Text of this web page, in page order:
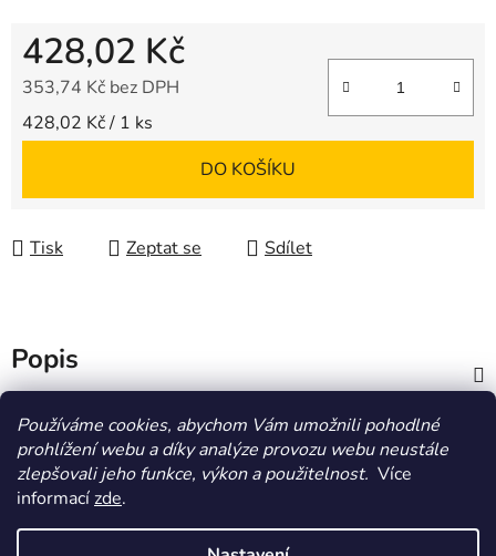
Používáme cookies, abychom Vám umožnili pohodlné
prohlížení webu a díky analýze provozu webu neustále
zlepšovali jeho funkce, výkon a použitelnost. Více
informacízde.
428,02 Kč
353,74 Kč bez DPH
Měrná cena:
428,02 Kč / 1 ks
DO KOŠÍKU
Tisk Zeptat se Sdílet
Popis
Diskuze
HOMOLA-shop.cz ZDE NAJDETE VÝDEJNÍ MÍSTO